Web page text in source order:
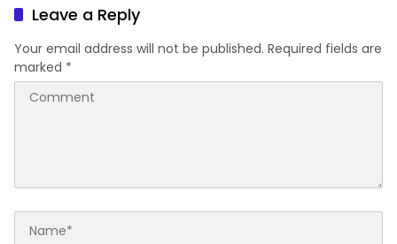
Leave a Reply
Your email address will not be published. Required fields are
marked *